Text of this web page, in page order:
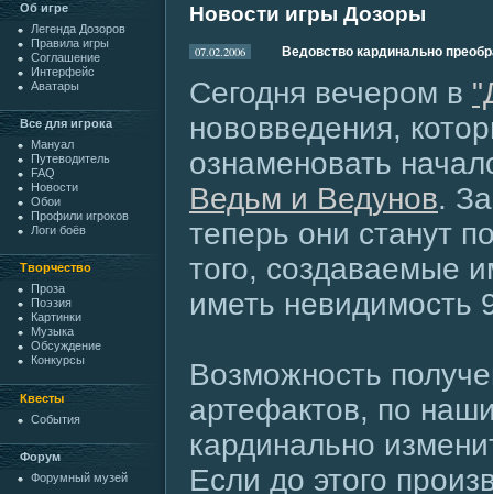
Oб игре
Легенда Дозоров
Правила игры
Cоглашение
Интерфейс
Аватары
Все для игрока
Мануал
Путеводитель
FAQ
Новости
Обои
Профили игроков
Логи боёв
Творчество
Проза
Поэзия
Картинки
Музыка
Обсуждение
Конкурсы
Квесты
События
Форум
Форумный музей
Новости игры Дозоры
07.02.2006 Ведовство кардинально
Сегодня вечером в
нововведения,
ознаменовать
Ведьм и Ведунов.
теперь они станут
того, создаваемые
иметь невидимость
Возможность
артефактов, по
кардинально
Если до этого